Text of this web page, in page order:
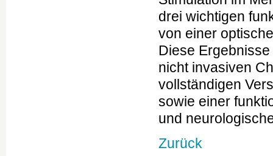
drei wichtigen
von einer
Diese
nicht invasiven
vollständigen
sowie einer
und
Zurück